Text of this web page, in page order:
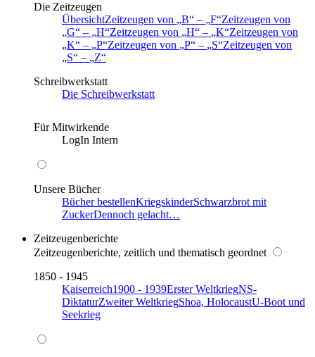
Die Zeitzeugen
ÜbersichtZeitzeugen von B – F Zeitzeugen von
G
– H Zeitzeugen von H – K Zeitzeugen von
K
– P Zeitzeugen von P – S Zeitzeugen von
S
–
Z
Schreibwerkstatt
Die Schreibwerkstatt
Für Mitwirkende
LogIn Intern
Unsere Bücher
Bücher bestellenKriegskinderSchwarzbrot mit
ZuckerDennoch gelacht…
Zeitzeugenberichte
Zeitzeugenberichte, zeitlich und thematisch geordnet
1850 - 1945
Kaiserreich1900 - 1939Erster WeltkriegNS-
DiktaturZweiter WeltkriegShoa, HolocaustU-Boot und
Seekrieg